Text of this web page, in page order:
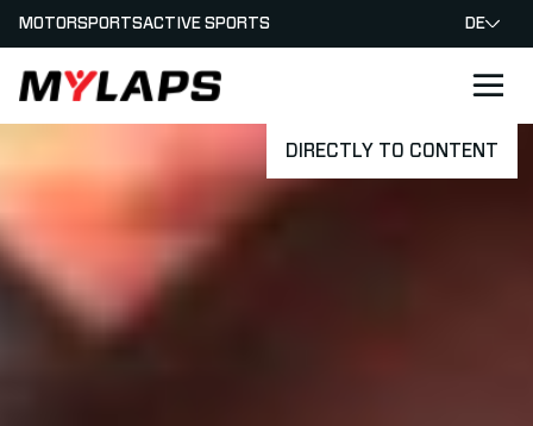
DIRECTLY TO CONTENT
LOGO MYLAPS - GERMAN
MOTORSPORTSACTIVE SPORTS DE